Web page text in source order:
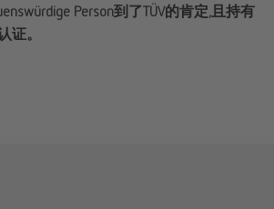
Person到了TÜV的肯定,且持有
证。